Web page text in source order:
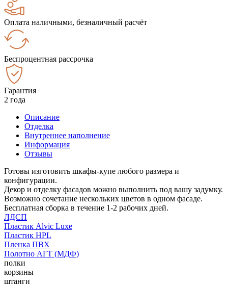
Оплата наличными, безналичный расчёт
Беспроцентная рассрочка
Гарантия
2 года
Описание
Отделка
Внутреннее наполнение
Информация
Отзывы
Готовы изготовить шкафы-купе любого размера и
конфигурации.
Декор и отделку фасадов можно выполнить под вашу задумку.
Возможно сочетание нескольких цветов в одном фасаде.
Бесплатная сборка в течение 1-2 рабочих дней.
ЛДСП
Пластик Alvic Luxe
Пластик HPL
Пленка ПВХ
Полотно АГТ (МДФ)
полки
корзины
штанги